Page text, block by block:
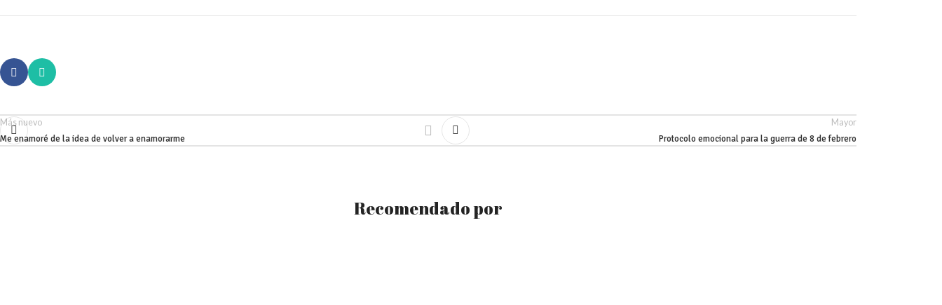
Más nuevo
Me enamoré de la idea de volver a enamorarme
Mayor
Protocolo emocional para la guerra de 8 de febrero
Recomendado por